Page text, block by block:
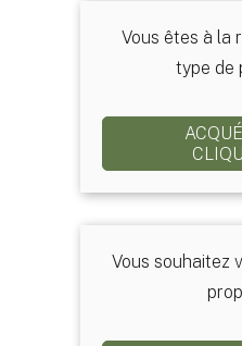
Vous êtes à la
type de
Vous souhaitez